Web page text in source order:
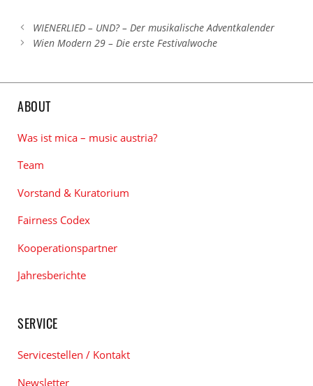
WIENERLIED – UND? – Der musikalische Adventkalender
Wien Modern 29 – Die erste Festivalwoche
ABOUT
Was ist mica – music austria?
Team
Vorstand & Kuratorium
Fairness Codex
Kooperationspartner
Jahresberichte
SERVICE
Servicestellen / Kontakt
Newsletter